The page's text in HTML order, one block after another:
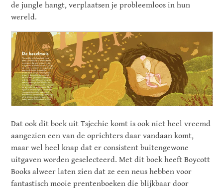
de jungle hangt, verplaatsen je probleemloos in hun
wereld.
Dat ook dit boek uit Tsjechie komt is ook niet heel vreemd
aangezien een van de oprichters daar vandaan komt,
maar wel heel knap dat er consistent buitengewone
uitgaven worden geselecteerd. Met dit boek heeft Boycott
Books alweer laten zien dat ze een neus hebben voor
fantastisch mooie prentenboeken die blijkbaar door